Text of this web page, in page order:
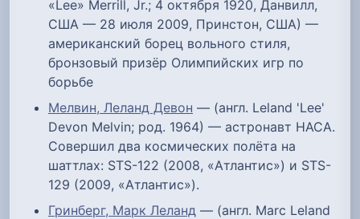
«Lee» Merrill, Jr.; 4 октября 1920, Данвилл,
США — 28 июля 2009, Принстон, США) —
американский борец вольного стиля,
бронзовый призёр Олимпийских игр по
борьбе
Мелвин, Леланд Девон — (англ. Leland 'Lee'
Devon Melvin; род. 1964) — астронавт НАСА.
Совершил два космических полёта на
шаттлах: STS-122 (2008, «Атлантис») и STS-
129 (2009, «Атлантис»).
Гринберг, Марк Леланд — (англ. Marc Leland